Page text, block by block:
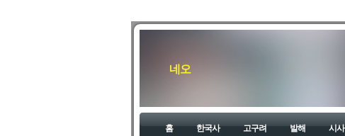
네오
홈 한국사 고구려 발해 시사